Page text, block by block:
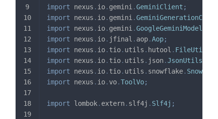
import
nexus . io. gemini .GeminiClient ;
import
nexus . io. gemini .
import
nexus . io. gemini .GoogleGeminiModels
import
nexus . io. jfinal . aop.Aop;
import
nexus . io. tio. utils . hutool . FileUtil
import
nexus . io. tio. utils . json.JsonUtils
import
nexus . io. tio. utils . snowflake.
import
nexus . io. vo.ToolVo;
import lombok. extern. slf4j . Slf4j ;